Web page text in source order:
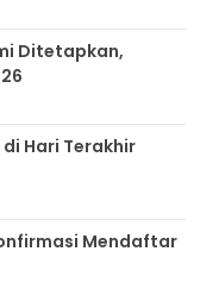
Ditetapkan,
Hari Terakhir
Mendaftar